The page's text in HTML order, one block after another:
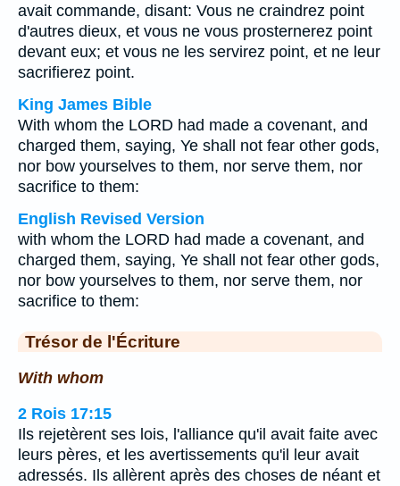
avait commande, disant: Vous ne craindrez point
d'autres dieux, et vous ne vous prosternerez point
devant eux; et vous ne les servirez point, et ne leur
sacrifierez point.
King James Bible
With whom the LORD had made a covenant, and
charged them, saying, Ye shall not fear other gods,
nor bow yourselves to them, nor serve them, nor
sacrifice to them:
English Revised Version
with whom the LORD had made a covenant, and
charged them, saying, Ye shall not fear other gods,
nor bow yourselves to them, nor serve them, nor
sacrifice to them:
Trésor de l'Écriture
With whom
2 Rois 17:15
Ils rejetèrent ses lois, l'alliance qu'il avait faite avec
leurs pères, et les avertissements qu'il leur avait
adressés. Ils allèrent après des choses de néant et